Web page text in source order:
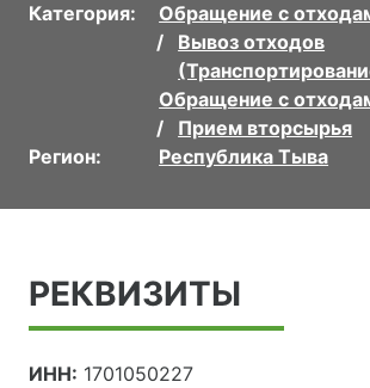
Категория:
Обращение с
Вывоз отходов
Обращение с
Прием вторсырья
Регион:
Республика Тыва
РЕКВИЗИТЫ
ИНН: 1701050227